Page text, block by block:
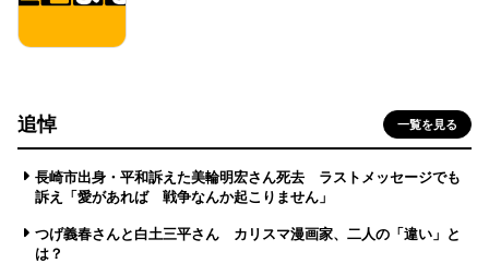
追悼 一覧を見る
長崎市出身・平和訴えた美輪明宏さん死去 ラストメッセージでも
訴え「愛があれば 戦争なんか起こりません」
つげ義春さんと白土三平さん カリスマ漫画家、二人の「違い」と
は？